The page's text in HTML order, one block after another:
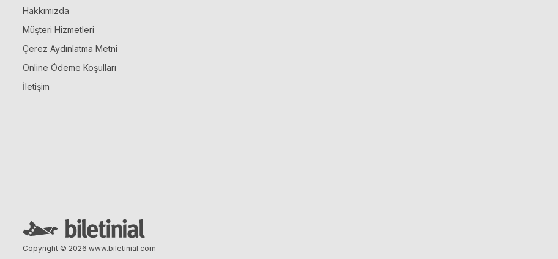
Hakkımızda
Müşteri Hizmetleri
Çerez Aydınlatma Metni
Online Ödeme Koşulları
İletişim
Copyright © 2026 www.biletinial.com